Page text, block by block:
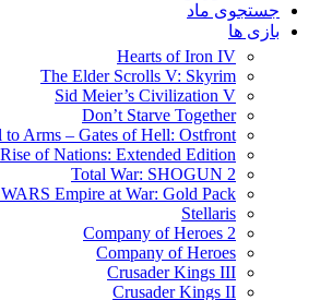
جستجوی ماد
بازی ها
Hearts of Iron IV
The Elder Scrolls V: Skyrim
Sid Meier’s Civilization V
Don’t Starve Together
to Arms – Gates of Hell: Ostfront
Rise of Nations: Extended Edition
Total War: SHOGUN 2
Empire at War: Gold Pack
Stellaris
Company of Heroes 2
Company of Heroes
Crusader Kings III
Crusader Kings II